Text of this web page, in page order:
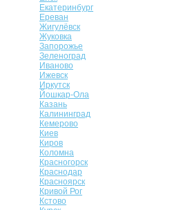
Екатеринбург
Ереван
Жигулёвск
Жуковка
Запорожье
Зеленоград
Иваново
Ижевск
Иркутск
Йошкар-Ола
Казань
Калининград
Кемерово
Киев
Киров
Коломна
Красногорск
Краснодар
Красноярск
Кривой Рог
Кстово